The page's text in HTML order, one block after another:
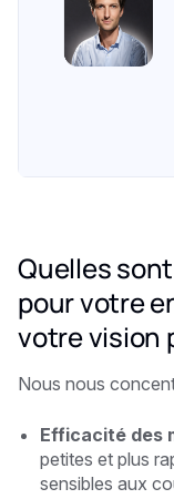
Quelles
pour votre
votre vision
Nous nous
Efficacité des
petites et plus
sensibles aux